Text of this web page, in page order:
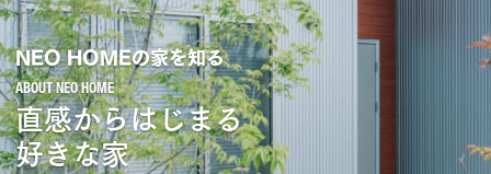
NEO HOMEの家を知る
直感からはじまる
好きな家